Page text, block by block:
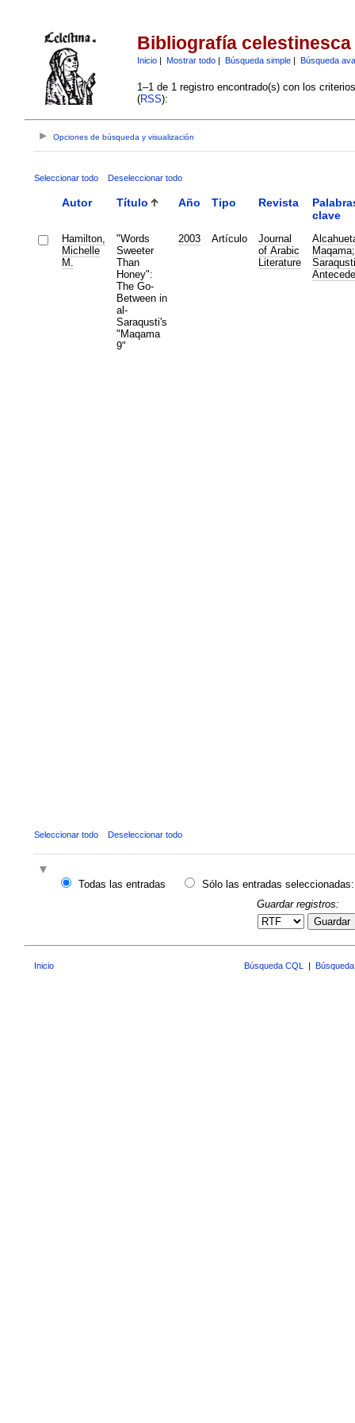
Bibliografía celestinesca
Inicio| Mostrar todo| Búsqueda simple| Búsqueda
1–1 de 1 registro encontrado(s) con los
(RSS):
Opciones de búsqueda y visualización
Seleccionar todo Deseleccionar todo
Autor Título Año Tipo Revista
clave
Hamilton,
Michelle
M.
"Words
Sweeter
Than
Honey":
The Go-
Between in
al-
Saraqusti's
"Maqama
9"
2003 Artículo
Journal
of Arabic
Literature
Maqama
Saraqusti
Seleccionar todo Deseleccionar todo
Todas las entradas
Sólo las entradas seleccionadas:
Guardar registros:
Guardar
Inicio Búsqueda CQL